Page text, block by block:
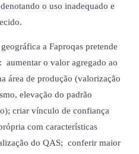
o uso inadequado e
a Faproqas pretende
aumentar o valor agregado ao
área de produção (valorização
elevação do padrão
criar vínculo de confiança
com características
do QAS; conferir maior